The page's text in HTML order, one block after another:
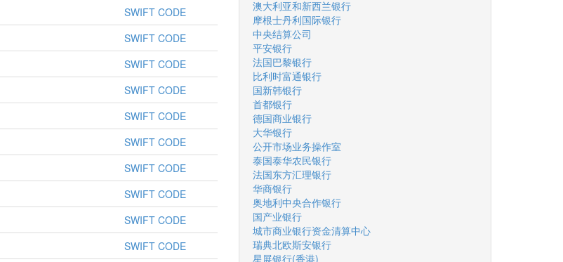
SWIFT CODE
SWIFT CODE
SWIFT CODE
SWIFT CODE
SWIFT CODE
SWIFT CODE
SWIFT CODE
SWIFT CODE
SWIFT CODE
SWIFT CODE
澳大利亚和新西兰银行
摩根士丹利国际银行
中央结算公司
平安银行
法国巴黎银行
比利时富通银行
国新韩银行
首都银行
德国商业银行
大华银行
公开市场业务操作室
泰国泰华农民银行
法国东方汇理银行
华商银行
奥地利中央合作银行
国产业银行
城市商业银行资金清算中心
瑞典北欧斯安银行
星展银行(香港)